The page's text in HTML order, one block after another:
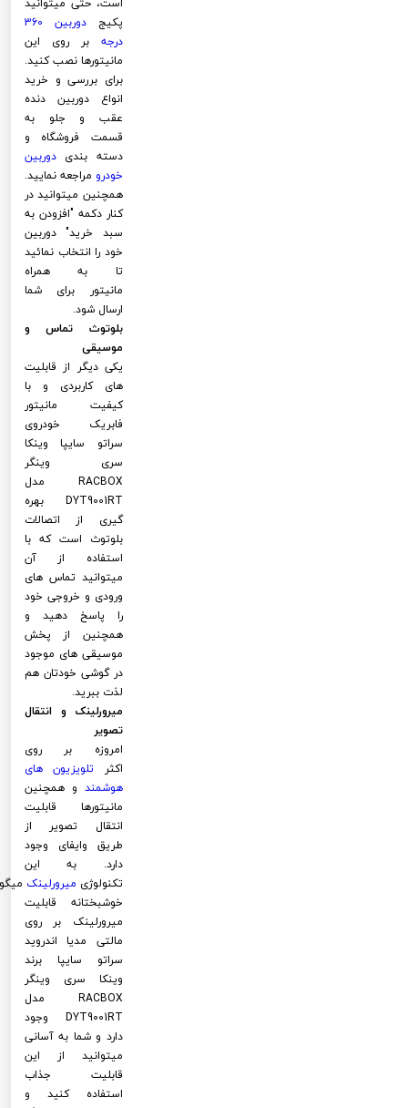
پکیج
دوربین 360
درجه بر روی این
مانیتورها نصب کنید.
برای بررسی و خرید
انواع دوربین دنده
عقب و جلو به
قسمت فروشگاه و
دسته بندی دوربین
خودرو مراجعه نمایید.
همچنین میتوانید در
کنار دکمه "افزودن به
سبد خرید" دوربین
خود را انتخاب نمائید
تا به همراه
مانیتور برای شما
ارسال شود.
بلوتوث تماس و
موسیقی
یکی دیگر از قابلیت
های کاربردی و با
کیفیت مانیتور
فابریک خودروی
سراتو سایپا وینکا
سری وینگر
RACBOX مدل
DYT9001RT بهره
گیری از اتصالات
بلوتوث است که با
استفاده از آن
میتوانید تماس های
ورودی و خروجی خود
را پاسخ دهید و
همچنین از پخش
موسیقی های موجود
در گوشی خودتان هم
لذت ببرید.
میرورلینک و انتقال
تصویر
امروزه بر روی
اکثر تلویزیون های
هوشمند و همچنین
مانیتورها قابلیت
انتقال تصویر از
طریق وایفای وجود
دارد. به این
تکنولوژی میرورلینک
خوشبختانه قابلیت
میرورلینک بر روی
مالتی مدیا اندروید
سراتو سایپا برند
وینکا سری وینگر
RACBOX مدل
DYT9001RT وجود
دارد و شما به آسانی
میتوانید از این
قابلیت جذاب
استفاده کنید و